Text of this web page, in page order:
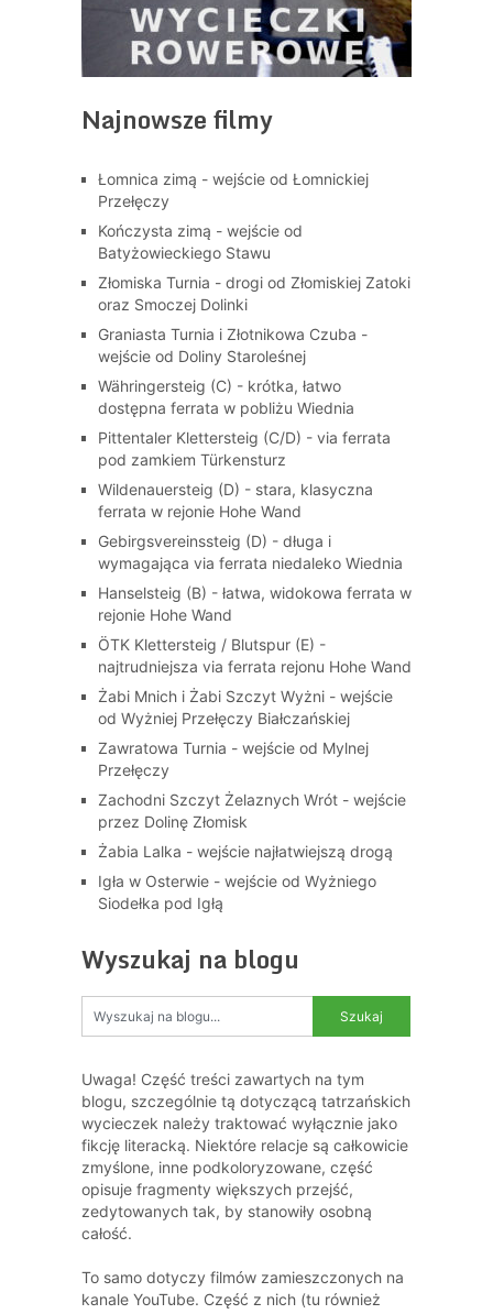
Najnowsze filmy
Łomnica zimą - wejście od Łomnickiej
Przełęczy
Kończysta zimą - wejście od
Batyżowieckiego Stawu
Złomiska Turnia - drogi od Złomiskiej Zatoki
oraz Smoczej Dolinki
Graniasta Turnia i Złotnikowa Czuba -
wejście od Doliny Staroleśnej
Währingersteig (C) - krótka, łatwo
dostępna ferrata w pobliżu Wiednia
Pittentaler Klettersteig (C/D) - via ferrata
pod zamkiem Türkensturz
Wildenauersteig (D) - stara, klasyczna
ferrata w rejonie Hohe Wand
Gebirgsvereinssteig (D) - długa i
wymagająca via ferrata niedaleko Wiednia
Hanselsteig (B) - łatwa, widokowa ferrata w
rejonie Hohe Wand
ÖTK Klettersteig / Blutspur (E) -
najtrudniejsza via ferrata rejonu Hohe Wand
Żabi Mnich i Żabi Szczyt Wyżni - wejście
od Wyżniej Przełęczy Białczańskiej
Zawratowa Turnia - wejście od Mylnej
Przełęczy
Zachodni Szczyt Żelaznych Wrót - wejście
przez Dolinę Złomisk
Żabia Lalka - wejście najłatwiejszą drogą
Igła w Osterwie - wejście od Wyżniego
Siodełka pod Igłą
Wyszukaj na blogu
Uwaga! Część treści zawartych na tym
blogu, szczególnie tą dotyczącą tatrzańskich
wycieczek należy traktować wyłącznie jako
fikcję literacką. Niektóre relacje są całkowicie
zmyślone, inne podkoloryzowane, część
opisuje fragmenty większych przejść,
zedytowanych tak, by stanowiły osobną
całość.
To samo dotyczy filmów zamieszczonych na
kanale YouTube. Część z nich (tu również